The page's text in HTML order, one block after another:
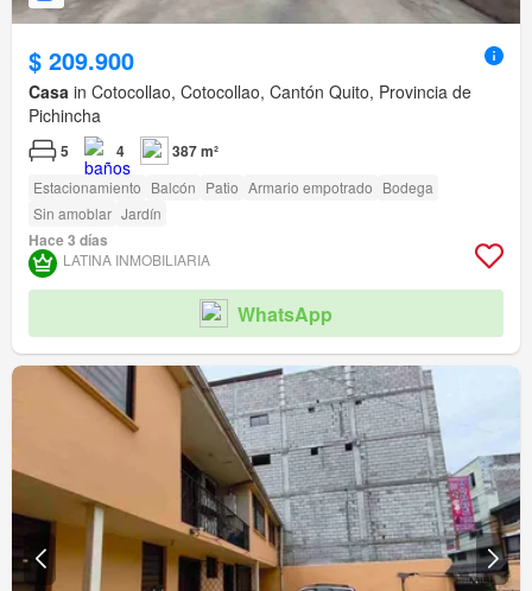
$ 209.900
Casa in Cotocollao, Cotocollao, Cantón Quito, Provincia de
Pichincha
5 4 387 m²
Estacionamiento Balcón Patio Armario empotrado Bodega
Sin amoblar Jardín
Hace 3 días
LATINA INMOBILIARIA
WhatsApp